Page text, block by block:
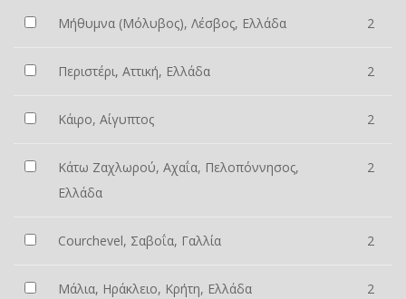
Μήθυμνα (Μόλυβος), Λέσβος, Ελλάδα 2
Περιστέρι, Αττική, Ελλάδα 2
Κάιρο, Αίγυπτος 2
Κάτω Ζαχλωρού, Αχαΐα, Πελοπόννησος,
Ελλάδα
2
Courchevel, Σαβοΐα, Γαλλία 2
Μάλια, Ηράκλειο, Κρήτη, Ελλάδα 2